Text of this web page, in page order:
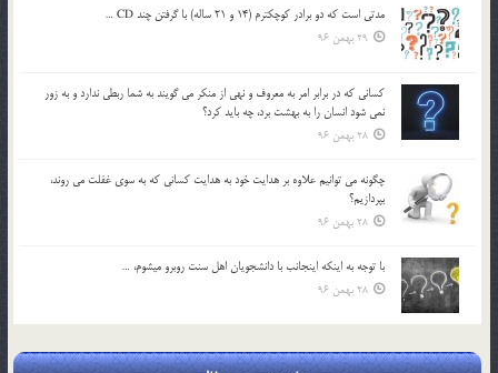
مدتي است كه دو برادر كوچكترم (14 و 21 ساله) با گرفتن چند CD …
29 بهمن 96
كساني كه در برابر امر به معروف و نهي از منكر مي گويند به شما ربطي ندارد و به زور
نمي شود انسان را به بهشت برد، چه بايد كرد؟
28 بهمن 96
چگونه مي توانيم علاوه بر هدايت خود به هدايت كساني كه به سوي غفلت مي روند،
بپردازيم؟
28 بهمن 96
با توجه به اينكه اينجانب با دانشجويان اهل سنت روبرو مي‎شوم، …
28 بهمن 96